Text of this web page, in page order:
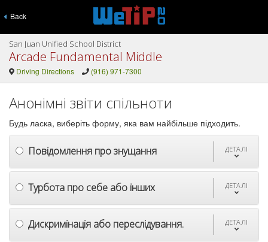
Back
San Juan Unified School District
Arcade Fundamental Middle
Driving Directions (916) 971-7300
Анонімні звіти спільноти
Будь ласка, виберіть форму, яка вам найбільше підходить.
Повідомлення про знущання ДЕТАЛІ
Турбота про себе або інших ДЕТАЛІ
Дискримінація або переслідування. ДЕТАЛІ